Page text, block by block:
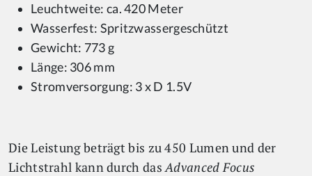
Leuchtweite: ca. 420 Meter
Wasserfest: Spritzwassergeschützt
Gewicht: 773 g
Länge: 306 mm
Stromversorgung: 3 x D 1.5V
Die Leistung beträgt bis zu 450 Lumen und der
Lichtstrahl kann durch das Advanced Focus